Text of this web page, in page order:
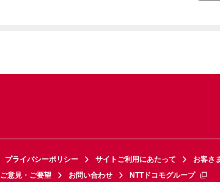
プライバシーポリシー サイトご利用にあたって お客さ
ご意見・ご要望 お問い合わせ NTTドコモグループ